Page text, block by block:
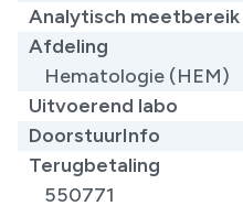
Analytisch meetbereik
Afdeling
Hematologie (HEM)
Uitvoerend labo
DoorstuurInfo
Terugbetaling
550771